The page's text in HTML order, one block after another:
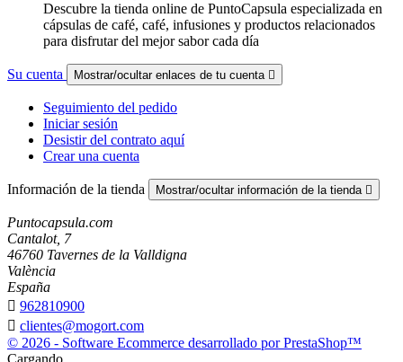
Descubre la tienda online de PuntoCapsula especializada en
cápsulas de café, café, infusiones y productos relacionados
para disfrutar del mejor sabor cada día
Su cuenta Mostrar/ocultar enlaces de tu cuenta 
Seguimiento del pedido
Iniciar sesión
Desistir del contrato aquí
Crear una cuenta
Información de la tienda Mostrar/ocultar información de la tienda 
Puntocapsula.com
Cantalot, 7
46760 Tavernes de la Valldigna
València
España
 962810900
 clientes@mogort.com
© 2026 - Software Ecommerce desarrollado por PrestaShop™
Cargando...